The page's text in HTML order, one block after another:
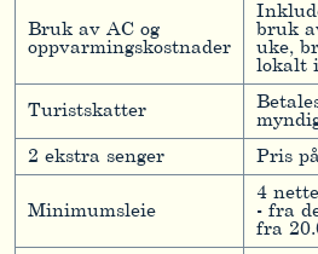
Bruk av AC og
oppvarmingskostnader
bruk
uke,
lokalt
Turistskatter
2 ekstra senger
Pris
Minimumsleie
4
- fra
fra